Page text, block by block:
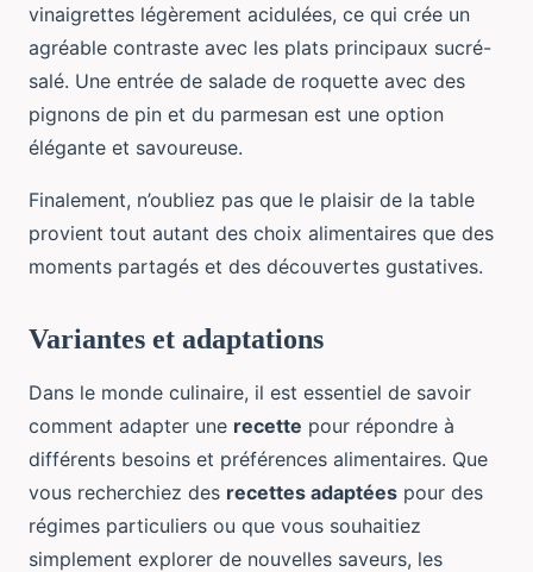
vinaigrettes légèrement acidulées, ce qui crée un
agréable contraste avec les plats principaux sucré-
salé. Une entrée de salade de roquette avec des
pignons de pin et du parmesan est une option
élégante et savoureuse.
Finalement, n’oubliez pas que le plaisir de la table
provient tout autant des choix alimentaires que des
moments partagés et des découvertes gustatives.
Variantes et adaptations
Dans le monde culinaire, il est essentiel de savoir
comment adapter une recette pour répondre à
différents besoins et préférences alimentaires. Que
vous recherchiez des recettes adaptées pour des
régimes particuliers ou que vous souhaitiez
simplement explorer de nouvelles saveurs, les